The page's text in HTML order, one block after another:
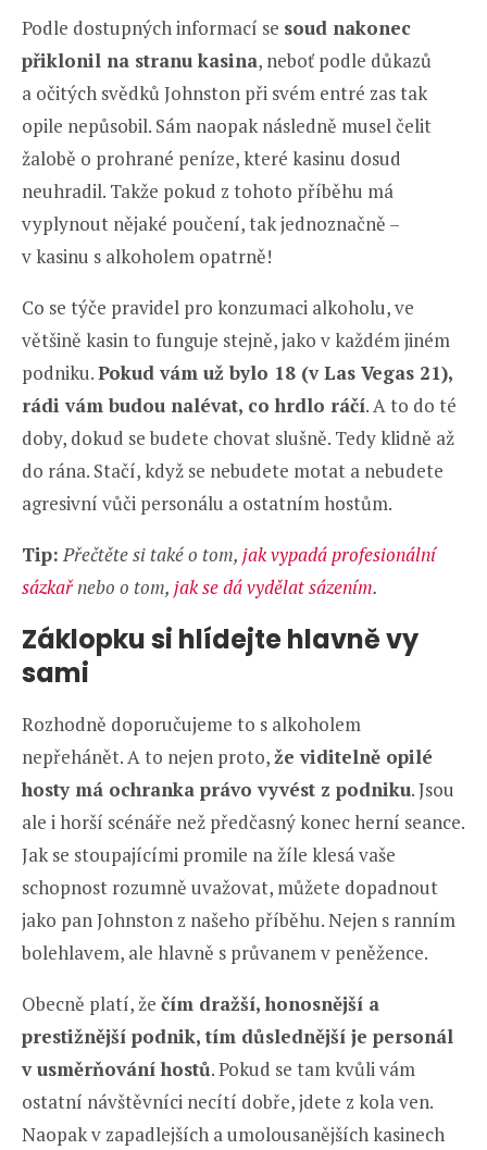
Podle dostupných informací se soud nakonec
přiklonil na stranu kasina, neboť podle důkazů
a očitých svědků Johnston při svém entré zas tak
opile nepůsobil. Sám naopak následně musel čelit
žalobě o prohrané peníze, které kasinu dosud
neuhradil. Takže pokud z tohoto příběhu má
vyplynout nějaké poučení, tak jednoznačně –
v kasinu s alkoholem opatrně!
Co se týče pravidel pro konzumaci alkoholu, ve
většině kasin to funguje stejně, jako v každém jiném
podniku.Pokud vám už bylo 18 (v Las Vegas 21),
rádi vám budou nalévat, co hrdlo ráčí. A to do té
doby, dokud se budete chovat slušně. Tedy klidně až
do rána. Stačí, když se nebudete motat a nebudete
agresivní vůči personálu a ostatním hostům.
Tip: Přečtěte si také o tom, jak vypadá profesionální
sázkařnebo o tom, jak se dá vydělat sázením.
Záklopku si hlídejte hlavně vy
sami
Rozhodně doporučujeme to s alkoholem
nepřehánět. A to nejen proto,že viditelně opilé
hosty má ochranka právo vyvést z podniku. Jsou
ale i horší scénáře než předčasný konec herní seance.
Jak se stoupajícími promile na žíle klesá vaše
schopnost rozumně uvažovat, můžete dopadnout
jako pan Johnston z našeho příběhu. Nejen s ranním
bolehlavem, ale hlavně s průvanem v peněžence.
Obecně platí, že čím dražší, honosnější a
prestižnější podnik, tím důslednější je personál
v usměrňování hostů. Pokud se tam kvůli vám
ostatní návštěvníci necítí dobře, jdete z kola ven.
Naopak v zapadlejších a umolousanějších kasinech